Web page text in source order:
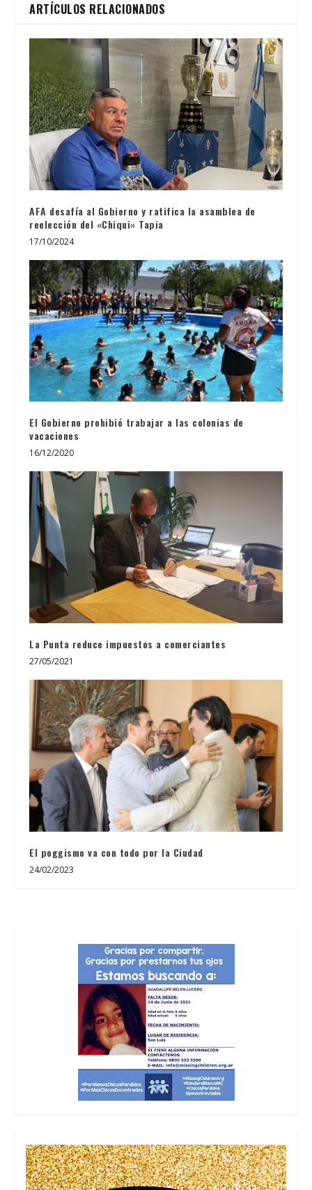
ARTÍCULOS RELACIONADOS
AFA desafía al Gobierno y ratifica la asamblea de
reelección del «Chiqui» Tapia
17/10/2024
El Gobierno prohibió trabajar a las colonias de
vacaciones
16/12/2020
La Punta reduce impuestos a comerciantes
27/05/2021
El poggismo va con todo por la Ciudad
24/02/2023